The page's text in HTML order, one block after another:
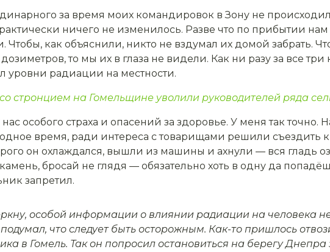
за время моих командировок в Зону не
ничего не изменилось. Разве что по прибытии
как объяснили, никто не вздумал их домой забрать.
то мы их в глаза не видели. Как ни разу за все
уровни радиации на местности.
стронцием на Гомельщине уволили руководителей ряда
особого страха и опасений за здо­ровье. У меня так точно.
время, ради интереса с товарищами решили съездить к
он охлаждался, вышли из маши­ны и ахнули — вся гладь
бросай не глядя — обязатель­но хоть в одну да
запретил.
особой информа­ции о влиянии радиации на человека
что следует быть осторожным. Как-то пришлось
в Гомель. Так он попросил оста­новиться на берегу